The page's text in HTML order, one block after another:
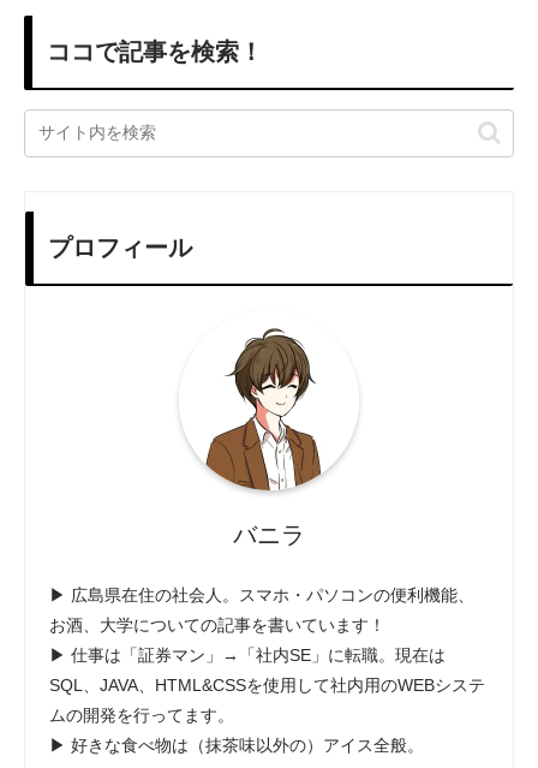
ココで記事を検索！
プロフィール
バニラ
▶ 広島県在住の社会人。スマホ・パソコンの便利機能、
お酒、大学についての記事を書いています！
▶ 仕事は「証券マン」→「社内SE」に転職。現在は
SQL、JAVA、HTML&CSSを使用して社内用のWEBシステ
ムの開発を行ってます。
▶ 好きな食べ物は（抹茶味以外の）アイス全般。